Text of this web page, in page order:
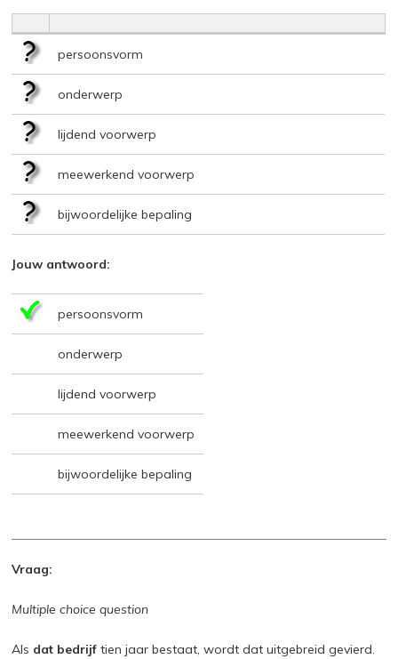
persoonsvorm
onderwerp
lijdend voorwerp
meewerkend voorwerp
bijwoordelijke bepaling
Jouw antwoord:
persoonsvorm
onderwerp
lijdend voorwerp
meewerkend voorwerp
bijwoordelijke bepaling
Vraag:
Multiple choice question
Als dat bedrijf tien jaar bestaat, wordt dat uitgebreid gevierd.